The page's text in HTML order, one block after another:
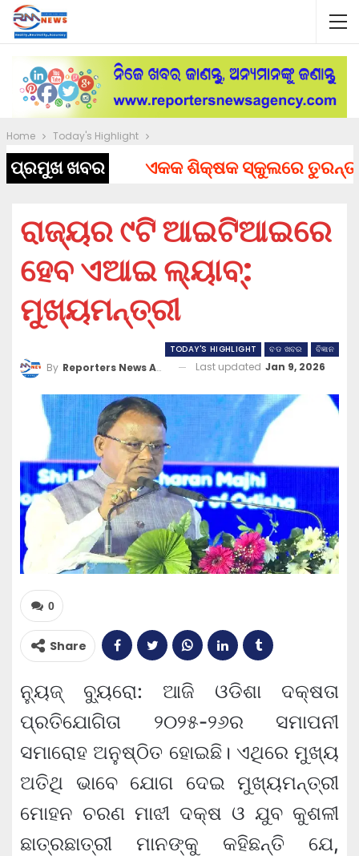
Home Today's Highlight
ପ୍ରମୁଖ ଖବର ଏକକ ଶିକ୍ଷକ ସ୍କୁଲରେ ତୁରନ୍ତ
ରାଜ୍ୟର ୯ଟି ଆଇଟିଆଇରେ
ହେବ ଏଆଇ ଲ୍ୟାବ୍:
ମୁଖ୍ୟମନ୍ତ୍ରୀ
TODAY'S HIGHLIGHT ବଡ ଖବର ବିଜ୍ଞାନ
By Reporters News Agency Last updated Jan 9, 2026
0
Share
ନ୍ୟୁଜ୍ ବ୍ୟୁରୋ: ଆଜି ଓଡିଶା ଦକ୍ଷତା
ପ୍ରତିଯୋଗିତା ୨୦୨୫-୨୬ର ସମାପନୀ
ସମାରୋହ ଅନୁଷ୍ଠିତ ହୋଇଛି। ଏଥିରେ ମୁଖ୍ୟ
ଅତିଥି ଭାବେ ଯୋଗ ଦେଇ ମୁଖ୍ୟମନ୍ତ୍ରୀ
ମୋହନ ଚରଣ ମାଝୀ ଦକ୍ଷ ଓ ଯୁବ କୁଶଳୀ
ଛାତ୍ରଛାତ୍ରୀ ମାନଙ୍କୁ କହିଛନ୍ତି ଯେ,